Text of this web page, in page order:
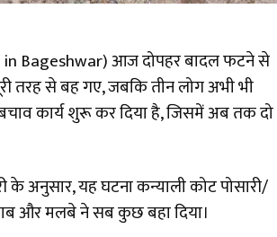
in Bageshwar) आज दोपहर बादल फटने से
तरह से बह गए, जबकि तीन लोग अभी भी
कार्य शुरू कर दिया है, जिसमें अब तक दो
के अनुसार, यह घटना कन्याली कोट पोसारी/
और मलबे ने सब कुछ बहा दिया।